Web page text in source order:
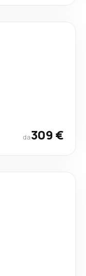
da309 €